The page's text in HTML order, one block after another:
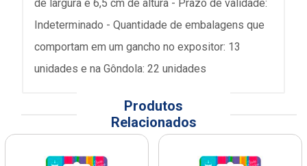
de largura e 6,5 cm de altura - Prazo de validade:
Indeterminado - Quantidade de embalagens que
comportam em um gancho no expositor: 13
unidades e na Gôndola: 22 unidades
Produtos
Relacionados